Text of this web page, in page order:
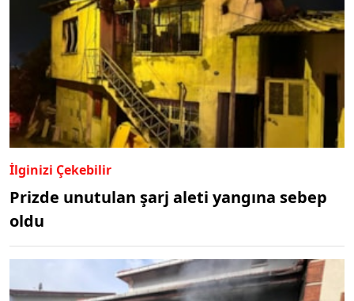
İlginizi Çekebilir
Prizde unutulan şarj aleti yangına sebep
oldu